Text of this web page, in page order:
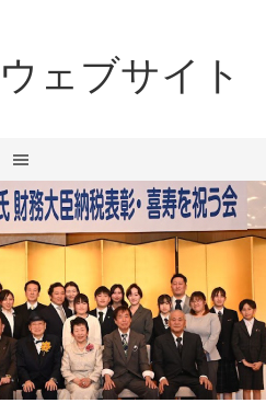
ェブサイト